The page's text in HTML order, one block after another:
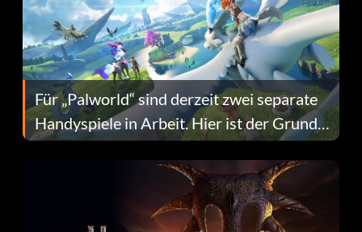
Für „Palworld“ sind derzeit zwei separate
Handyspiele in Arbeit. Hier ist der Grund
dafür.